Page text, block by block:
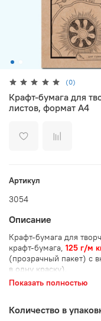
(0)
Крафт-бумага для
листов, формат А4
Артикул
3054
Описание
Крафт-бумага для
крафт-бумага, 125 г/м
(прозрачный пакет) с
в одну краску).
Количество в упаковке:
Показать полностью
Количество в